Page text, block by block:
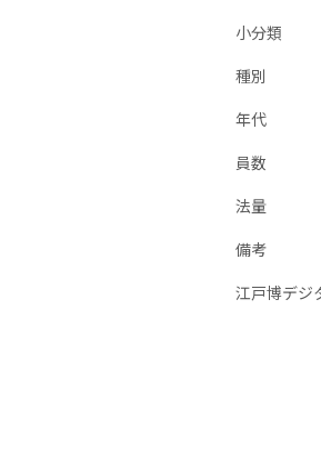
小分類
種別
年代
員数
法量
備考
江戸博デジ